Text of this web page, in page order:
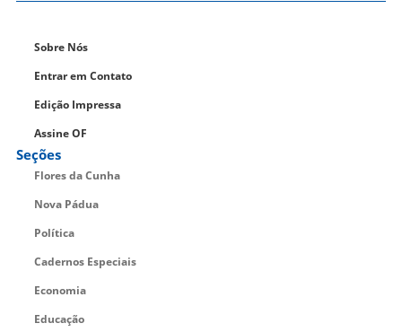
Sobre Nós
Entrar em Contato
Edição Impressa
Assine OF
Seções
Flores da Cunha
Nova Pádua
Política
Cadernos Especiais
Economia
Educação